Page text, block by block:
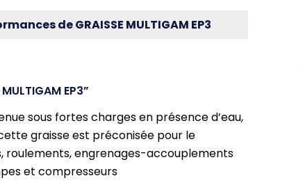
de GRAISSE MULTIGAM EP3
EP3”
sous fortes charges en présence d’eau,
graisse est préconisée pour le
roulements, engrenages-accouplements
et compresseurs